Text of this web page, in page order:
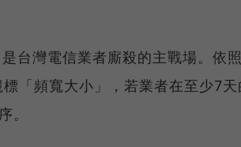
台灣電信業者廝殺的主戰場。依
「頻寬大小」，若業者在至少7天
。